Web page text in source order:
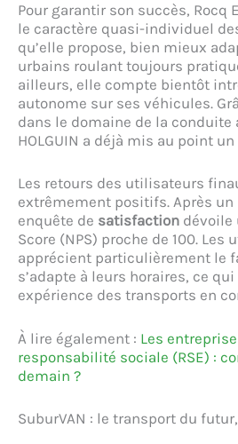
Pour garantir son succès, Rocq
le caractère quasi-individuel
qu’elle propose, bien mieux
urbains roulant toujours
ailleurs, elle compte bientôt
autonome sur ses véhicules.
dans le domaine de la conduite
HOLGUIN a déjà mis au point
Les retours des utilisateurs
extrêmement positifs. Après un
enquête de satisfaction dévoile
Score (NPS) proche de 100. Les
apprécient particulièrement le
s’adapte à leurs horaires, ce
expérience des transports en
À lire également : Les
responsabilité sociale (RSE) :
demain ?
SuburVAN : le transport du